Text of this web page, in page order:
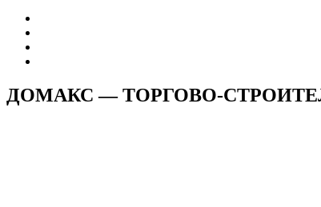
ДОМАКС — ТОРГОВО-